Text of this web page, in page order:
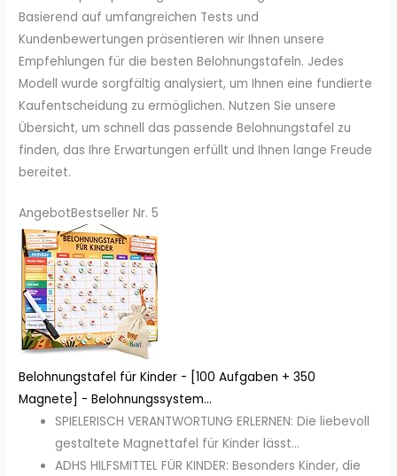
Basierend auf umfangreichen Tests und
Kundenbewertungen präsentieren wir Ihnen unsere
Empfehlungen für die besten Belohnungstafeln. Jedes
Modell wurde sorgfältig analysiert, um Ihnen eine fundierte
Kaufentscheidung zu ermöglichen. Nutzen Sie unsere
Übersicht, um schnell das passende Belohnungstafel zu
finden, das Ihre Erwartungen erfüllt und Ihnen lange Freude
bereitet.
AngebotBestseller Nr. 5
Belohnungstafel für Kinder - [100 Aufgaben + 350
Magnete] - Belohnungssystem...
SPIELERISCH VERANTWORTUNG ERLERNEN: Die liebevoll
gestaltete Magnettafel für Kinder lässt...
ADHS HILFSMITTEL FÜR KINDER: Besonders Kinder, die